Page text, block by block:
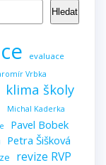
Hledat
evaluace
Vrbka
klima školy
Michal Kaderka
Pavel Bobek
Petra Šišková
revize RVP